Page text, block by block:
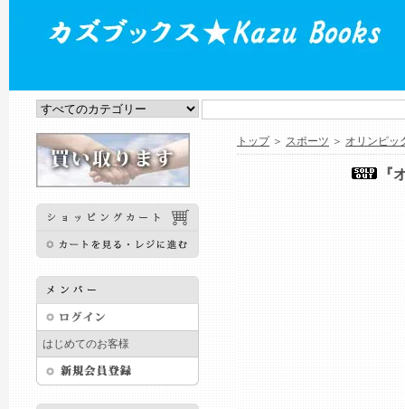
はじめてのお客様
トップ ＞ スポーツ ＞ オリンピッ
『